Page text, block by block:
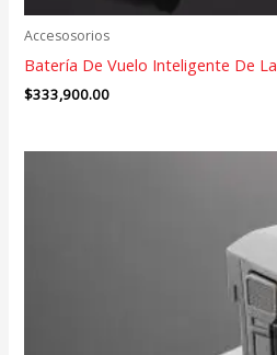
Accesosorios
Batería De Vuelo Inteligente De
$333,900.00